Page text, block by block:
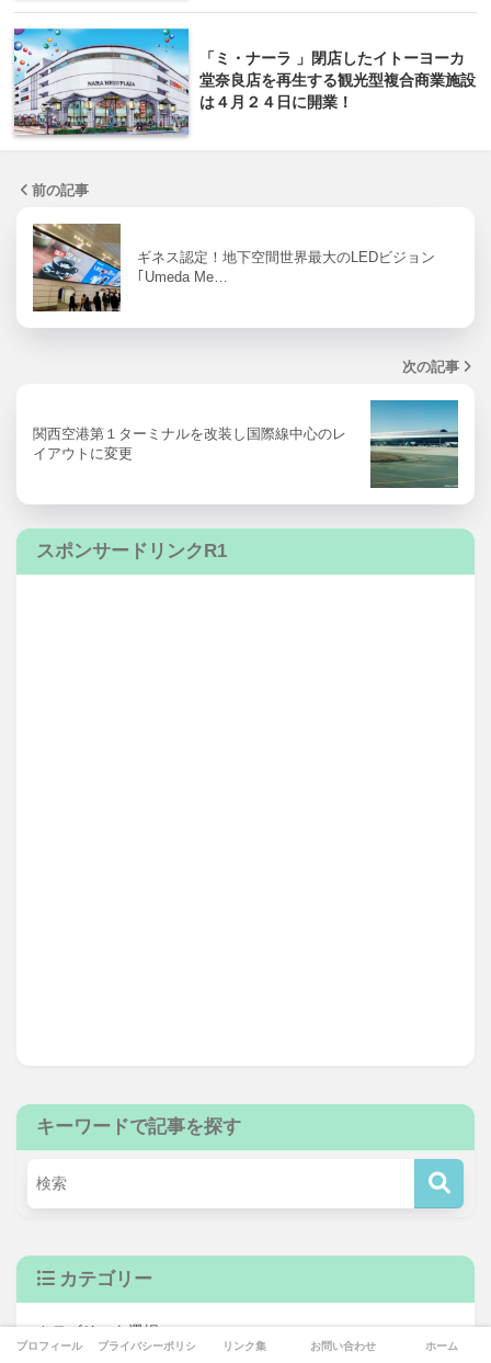
「ミ・ナーラ 」閉店したイトーヨーカ
堂奈良店を再生する観光型複合商業施設
は４月２４日に開業！
前の記事
ギネス認定！地下空間世界最大のLEDビジョン
｢Umeda Me…
次の記事
関西空港第１ターミナルを改装し国際線中心のレ
イアウトに変更
スポンサードリンクR1
キーワードで記事を探す
カテゴリー
プロフィール プライバシーポリシー リンク集 お問い合わせ ホーム